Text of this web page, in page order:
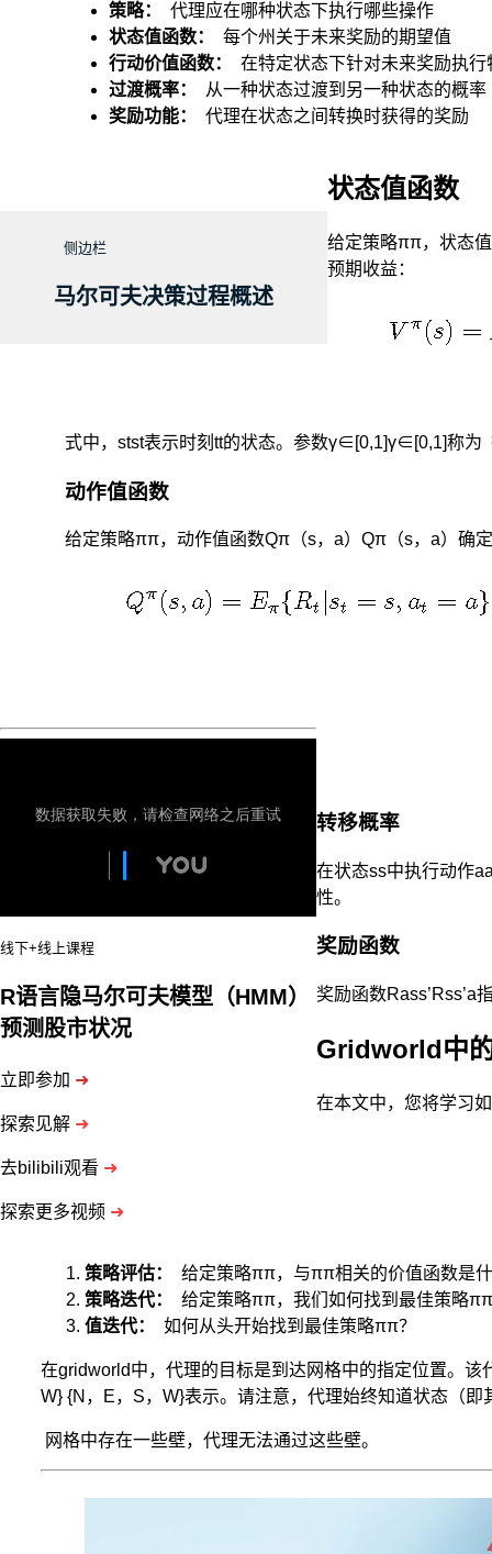
策略：
代理应在哪种状态下执行哪些操作
状态值函数：
每个州关于未来奖励的期望值
行动价值函数：
在特定状态下针对未来奖励执
过渡概率：
从一种状态过渡到另一种状态的概率
奖励功能：
代理在状态之间转换时获得的奖励
侧边栏
马尔可夫决策过程概述
状态值函数
给定策略ππ，状态
预期收益：
式中，stst表示时刻tt的状态。参数γ∈[0,1]γ∈[0,1]称为
动作值函数
给定策略ππ，动作值函数Qπ（s，a）Qπ（s，a）确
线下+线上课程
R语言隐马尔可夫模型（HMM）
预测股市状况
立即参加 ➜
探索见解 ➜
去bilibili观看 ➜
探索更多视频 ➜
转移概率
在状态ss中执行动作
性。
奖励函数
奖励函数Rass’Rss’a
Gridworld中
在本文中，您将学习
策略评估：
给定策略ππ，与ππ相关的价值函数是
策略迭代：
给定策略ππ，我们如何找到最佳策略ππ
值迭代：
如何从头开始找到最佳策略ππ？
在gridworld中，代理的目标是到达网格中的指定位置。
W} {N，E，S，W}表示。请注意，代理始终知道状态（即
网格中存在一些壁，代理无法通过这些壁。